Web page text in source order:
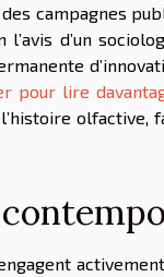
campagnes
d’un
pour lire
olfactive,